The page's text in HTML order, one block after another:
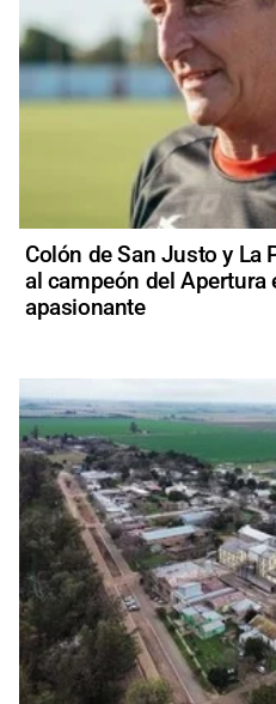
Colón de San Justo y La
al campeón del Apertura
apasionante